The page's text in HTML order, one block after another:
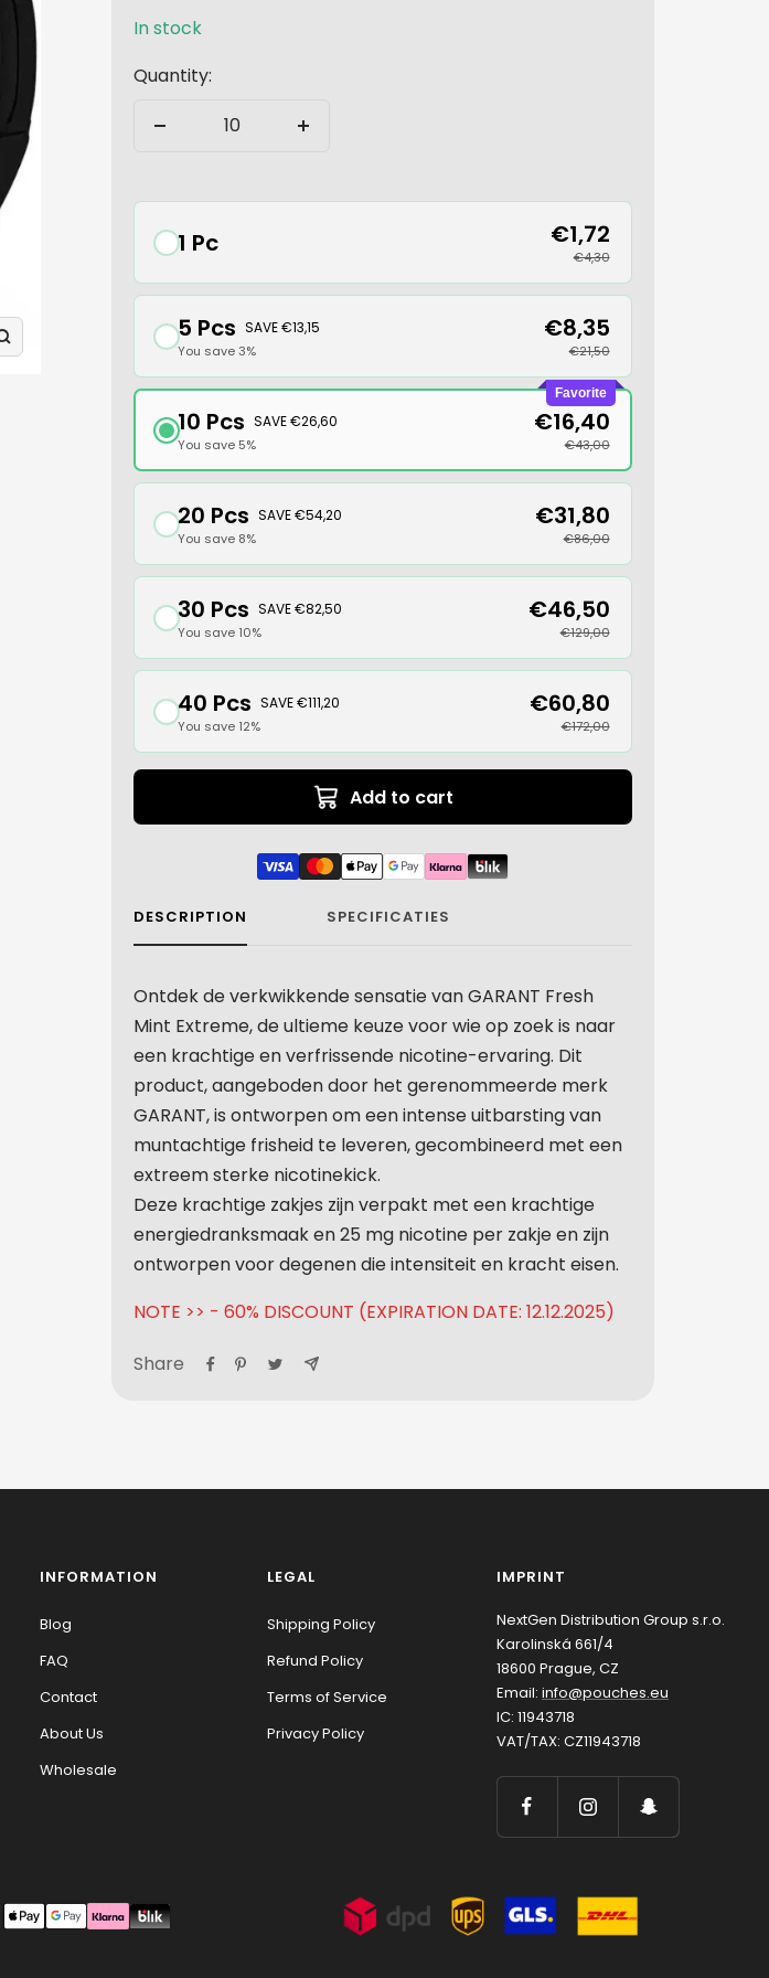
Zoom
In stock
Quantity:
Decrease
Increase
1 Pc €1,72
€4,30
5 Pcs SAVE €13,15
You save 3%
€8,35
€21,50
Favorite
10 Pcs SAVE €26,60
You save 5%
€16,40
€43,00
20 Pcs SAVE €54,20
You save 8%
€31,80
€86,00
30 Pcs SAVE €82,50
You save 10%
€46,50
€129,00
40 Pcs SAVE €111,20
You save 12%
€60,80
€172,00
Add to cart
DESCRIPTION SPECIFICATIES
Ontdek de verkwikkende sensatie van GARANT Fresh
Mint Extreme, de ultieme keuze voor wie op zoek is naar
een krachtige en verfrissende nicotine-ervaring. Dit
product, aangeboden door het gerenommeerde merk
GARANT, is ontworpen om een ​​intense uitbarsting van
muntachtige frisheid te leveren, gecombineerd met een
extreem sterke nicotinekick.
Deze krachtige zakjes zijn verpakt met een krachtige
energiedranksmaak en 25 mg nicotine per zakje en zijn
ontworpen voor degenen die intensiteit en kracht eisen.
NOTE >> - 60% DISCOUNT (EXPIRATION DATE: 12.12.2025)
Share
INFORMATION
Blog
FAQ
Contact
About Us
Wholesale
LEGAL
Shipping Policy
Refund Policy
Terms of Service
Privacy Policy
IMPRINT
NextGen Distribution Group s.r.o.
Karolinská 661/4
18600 Prague, CZ
Email: info@pouches.eu
IC: 11943718
VAT/TAX: CZ11943718